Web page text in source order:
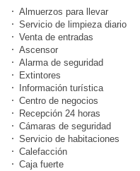
Almuerzos para llevar
Servicio de limpieza diario
Venta de entradas
Ascensor
Alarma de seguridad
Extintores
Información turística
Centro de negocios
Recepción 24 horas
Cámaras de seguridad
Servicio de habitaciones
Calefacción
Caja fuerte